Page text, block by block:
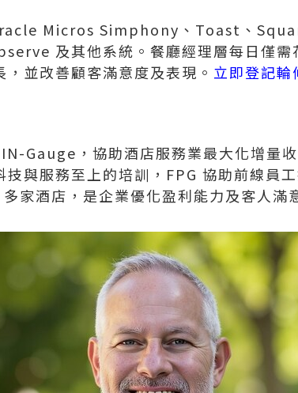
Micros Simphony、Toast、
及其他系統。餐廳經理層每日僅需
並改善顧客滿意度及表現。 立即登記輪
Gauge，協助酒店服務業最大化增量
與服務至上的培訓，FPG 協助前線員
家酒店，是企業優化盈利能力及客人滿